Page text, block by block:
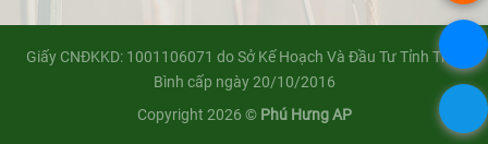
Giấy CNĐKKD: 1001106071 do Sở Kế Hoạch Và Đầu Tư Tỉnh Thái
Bình cấp ngày 20/10/2016
Copyright 2026 © Phú Hưng AP